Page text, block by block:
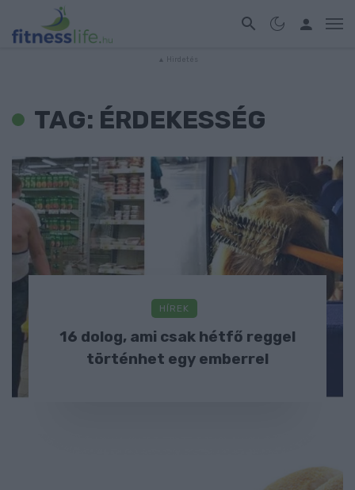
TAG: ÉRDEKESSÉG
HÍREK
16 dolog, ami csak hétfő reggel
történhet egy emberrel